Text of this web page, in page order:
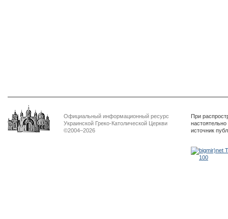
Официальный информационный ресурс
Украинской Греко-Католической Церкви
©2004–2026
При
источник